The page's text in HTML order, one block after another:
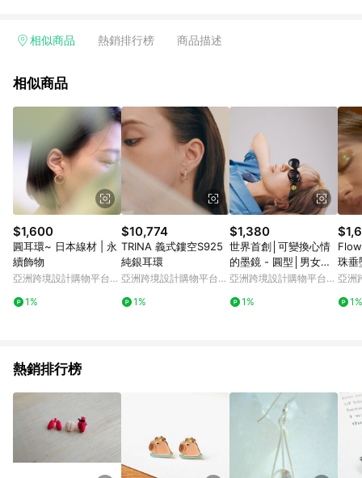
回饋訂單不得享有 Pinkoi 站方優惠，例如首購優惠，P coins，
行為，不具贈點資格，部分退款不在此限。 6. APP 請更新至
貨後 45 天後發送。 8. 群眾募資商品，禮物卡，開館保證金，補
運費，攤位費等不具贈點資格。 9. LINE 購物站上之商品規格、
顏色、價位、贈品如與 Pinkoi 商品資訊頁及購物車不符，以
Pinkoi 購物商品資訊頁及購物車標示為準。 10. 點數紅包使用規
則請以點數紅包活動說明為準。 11. 若於 LINE 購物前往 Pinkoi
頁面後才首次下載 Pinkoi APP 並完成訂單，不符合導購資格；承
上，首次下載 Pinkoi APP 後，需透過 LINE 購物前往 Pinkoi 頁
面，方享導購資格。
相似商品 熱銷排行榜 商品描述
相似商品
$1,600
圓耳環~ 日本線材 | 永
續飾物
亞洲跨境設計購物平台
1%
$10,774
TRINA 義式鏤空S925
純銀耳環
亞洲跨境設計購物平台
1%
$1,380
世界首創│可變換心情
的墨鏡 - 圓型│男女皆
適合
亞洲跨境設計購物平台
1%
珠
亞洲
1%
熱銷排行榜